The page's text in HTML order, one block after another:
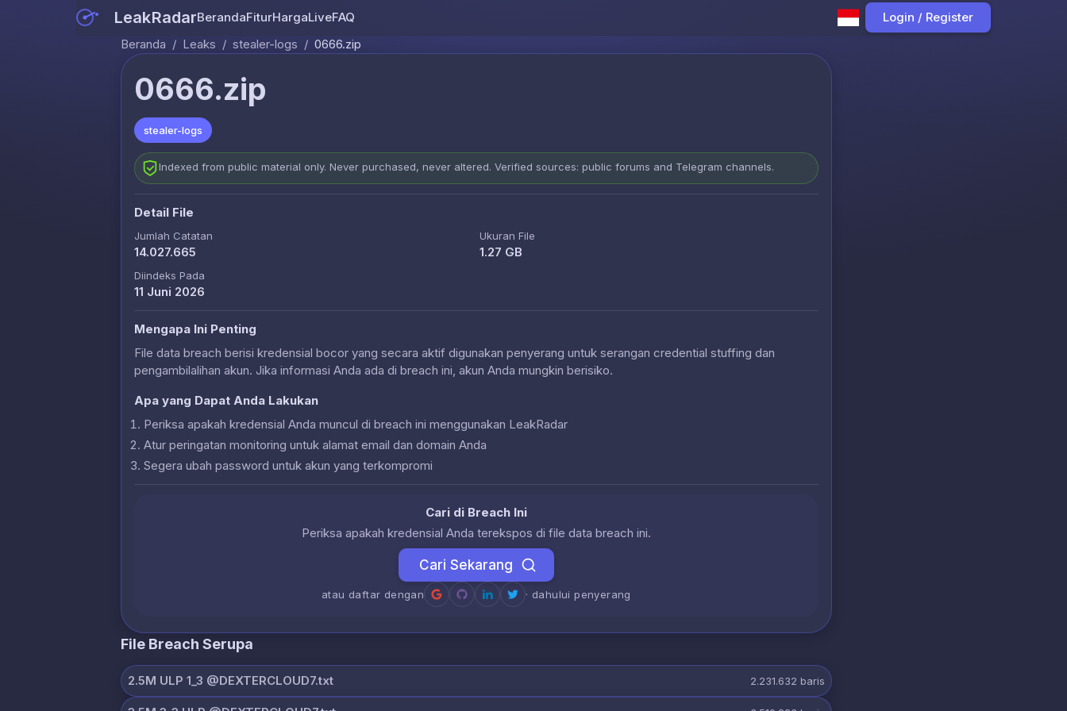
LeakRadarBerandaFiturHargaLiveFAQ
Login / Register
Beranda / Leaks / stealer-logs / 0666.zip
0666.zip
stealer-logs
Indexed from public material only. Never purchased, never altered. Verified sources: public forums and Telegram channels.
Detail File
Jumlah Catatan
14.027.665
Ukuran File
1.27 GB
Diindeks Pada
11 Juni 2026
Mengapa Ini Penting
File data breach berisi kredensial bocor yang secara aktif digunakan penyerang untuk serangan credential stuffing dan
pengambilalihan akun. Jika informasi Anda ada di breach ini, akun Anda mungkin berisiko.
Apa yang Dapat Anda Lakukan
Periksa apakah kredensial Anda muncul di breach ini menggunakan LeakRadar
Atur peringatan monitoring untuk alamat email dan domain Anda
Segera ubah password untuk akun yang terkompromi
Cari di Breach Ini
Periksa apakah kredensial Anda terekspos di file data breach ini.
Cari Sekarang
atau daftar dengan · dahului penyerang
File Breach Serupa
2.5M ULP 1_3 @DEXTERCLOUD7.txt 2.231.632 baris